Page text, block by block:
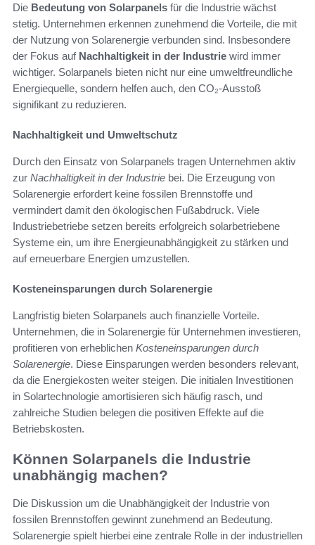
Die Bedeutung von Solarpanels für die Industrie wächst
stetig. Unternehmen erkennen zunehmend die Vorteile, die mit
der Nutzung von Solarenergie verbunden sind. Insbesondere
der Fokus auf Nachhaltigkeit in der Industrie wird immer
wichtiger. Solarpanels bieten nicht nur eine umweltfreundliche
Energiequelle, sondern helfen auch, den CO₂-Ausstoß
signifikant zu reduzieren.
Nachhaltigkeit und Umweltschutz
Durch den Einsatz von Solarpanels tragen Unternehmen aktiv
zur Nachhaltigkeit in der Industrie bei. Die Erzeugung von
Solarenergie erfordert keine fossilen Brennstoffe und
vermindert damit den ökologischen Fußabdruck. Viele
Industriebetriebe setzen bereits erfolgreich solarbetriebene
Systeme ein, um ihre Energieunabhängigkeit zu stärken und
auf erneuerbare Energien umzustellen.
Kosteneinsparungen durch Solarenergie
Langfristig bieten Solarpanels auch finanzielle Vorteile.
Unternehmen, die in Solarenergie für Unternehmen investieren,
profitieren von erheblichen Kosteneinsparungen durch
Solarenergie. Diese Einsparungen werden besonders relevant,
da die Energiekosten weiter steigen. Die initialen Investitionen
in Solartechnologie amortisieren sich häufig rasch, und
zahlreiche Studien belegen die positiven Effekte auf die
Betriebskosten.
Können Solarpanels die Industrie
unabhängig machen?
Die Diskussion um die Unabhängigkeit der Industrie von
fossilen Brennstoffen gewinnt zunehmend an Bedeutung.
Solarenergie spielt hierbei eine zentrale Rolle in der industriellen